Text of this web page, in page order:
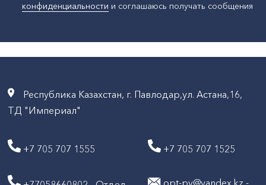
конфиденциальности и соглашаюсь получать сообщения
Республика Казахстан, г. Павлодар,ул. Астана,16,
ТД "Империал"
+7 705 707 1555 +7 705 707 1525
opt-pv@yandex.kz -